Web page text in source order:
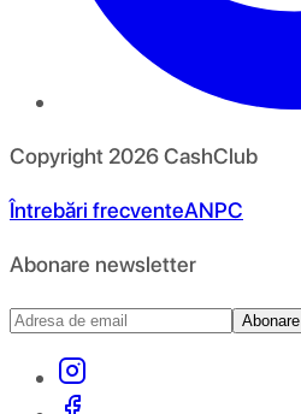
Copyright 2026CashClub
Întrebări frecventeANPC
Abonare newsletter
Abonare